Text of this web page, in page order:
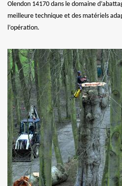
Olendon 14170 dans le domaine
meilleure technique et des matériels
l’opération.